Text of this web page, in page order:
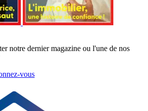
notre dernier magazine ou l'une de nos
vous